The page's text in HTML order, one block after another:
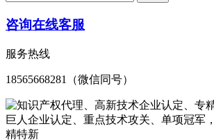
咨询在线客服
服务热线
18565668281（微信同号）